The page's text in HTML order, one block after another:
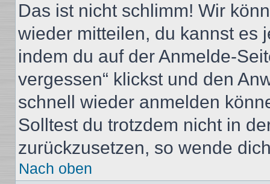
Das ist nicht schlimm! Wir
wieder mitteilen, du kannst es
indem du auf der Anmelde-
vergessen“ klickst und den
schnell wieder anmelden
Solltest du trotzdem nicht in
zurückzusetzen, so wende
Nach oben